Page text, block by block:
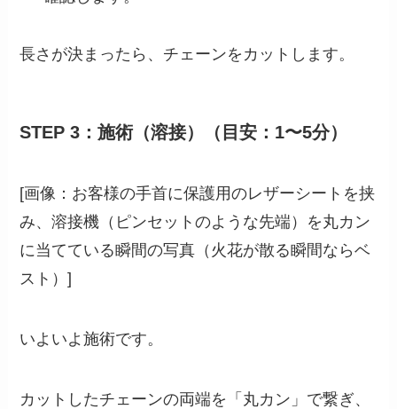
長さが決まったら、チェーンをカットします。
STEP 3：施術（溶接）（目安：1〜5分）
[画像：お客様の手首に保護用のレザーシートを挟
み、溶接機（ピンセットのような先端）を丸カン
に当てている瞬間の写真（火花が散る瞬間ならベ
スト）]
いよいよ施術です。
カットしたチェーンの両端を「丸カン」で繋ぎ、